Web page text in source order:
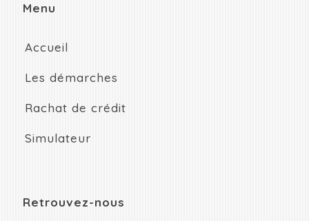
Menu
Accueil
Les démarches
Rachat de crédit
Simulateur
Retrouvez-nous